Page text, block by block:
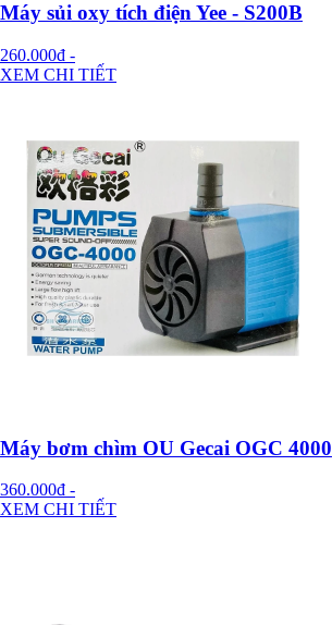
Máy sủi oxy tích điện Yee - S200B
260.000đ -
XEM CHI TIẾT
Máy bơm chìm OU Gecai OGC 4000
360.000đ -
XEM CHI TIẾT